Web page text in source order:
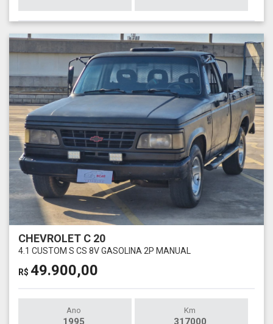
CHEVROLET C 20
4.1 CUSTOM S CS 8V GASOLINA 2P MANUAL
R$ 49.900,00
Ano
1995
Km
317000